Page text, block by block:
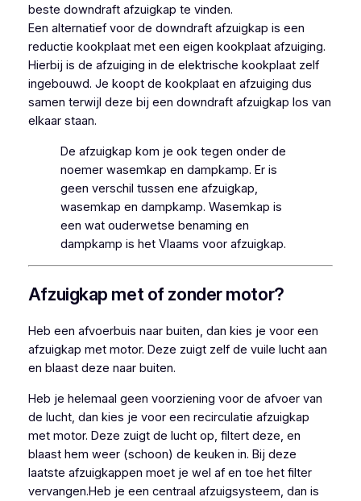
beste downdraft afzuigkap te vinden.
Een alternatief voor de downdraft afzuigkap is een
reductie kookplaat met een eigen kookplaat afzuiging.
Hierbij is de afzuiging in de elektrische kookplaat zelf
ingebouwd. Je koopt de kookplaat en afzuiging dus
samen terwijl deze bij een downdraft afzuigkap los van
elkaar staan.
De afzuigkap kom je ook tegen onder de
noemer wasemkap en dampkamp. Er is
geen verschil tussen ene afzuigkap,
wasemkap en dampkamp. Wasemkap is
een wat ouderwetse benaming en
dampkamp is het Vlaams voor afzuigkap.
Afzuigkap met of zonder motor?
Heb een afvoerbuis naar buiten, dan kies je voor een
afzuigkap met motor. Deze zuigt zelf de vuile lucht aan
en blaast deze naar buiten.
Heb je helemaal geen voorziening voor de afvoer van
de lucht, dan kies je voor een recirculatie afzuigkap
met motor. Deze zuigt de lucht op, filtert deze, en
blaast hem weer (schoon) de keuken in. Bij deze
laatste afzuigkappen moet je wel af en toe het filter
vervangen.Heb je een centraal afzuigsysteem, dan is